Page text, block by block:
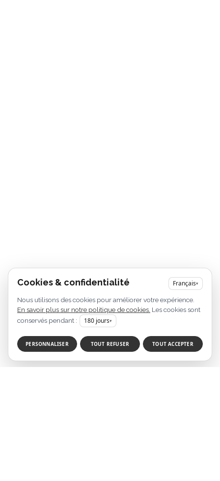
Cookies & confidentialité Français▾
Nous utilisons des cookies pour améliorer votre expérience.
En savoir plus sur notre politique de cookies. Les cookies sont
conservés pendant :
180 jours▾
PERSONNALISER TOUT REFUSER TOUT ACCEPTER